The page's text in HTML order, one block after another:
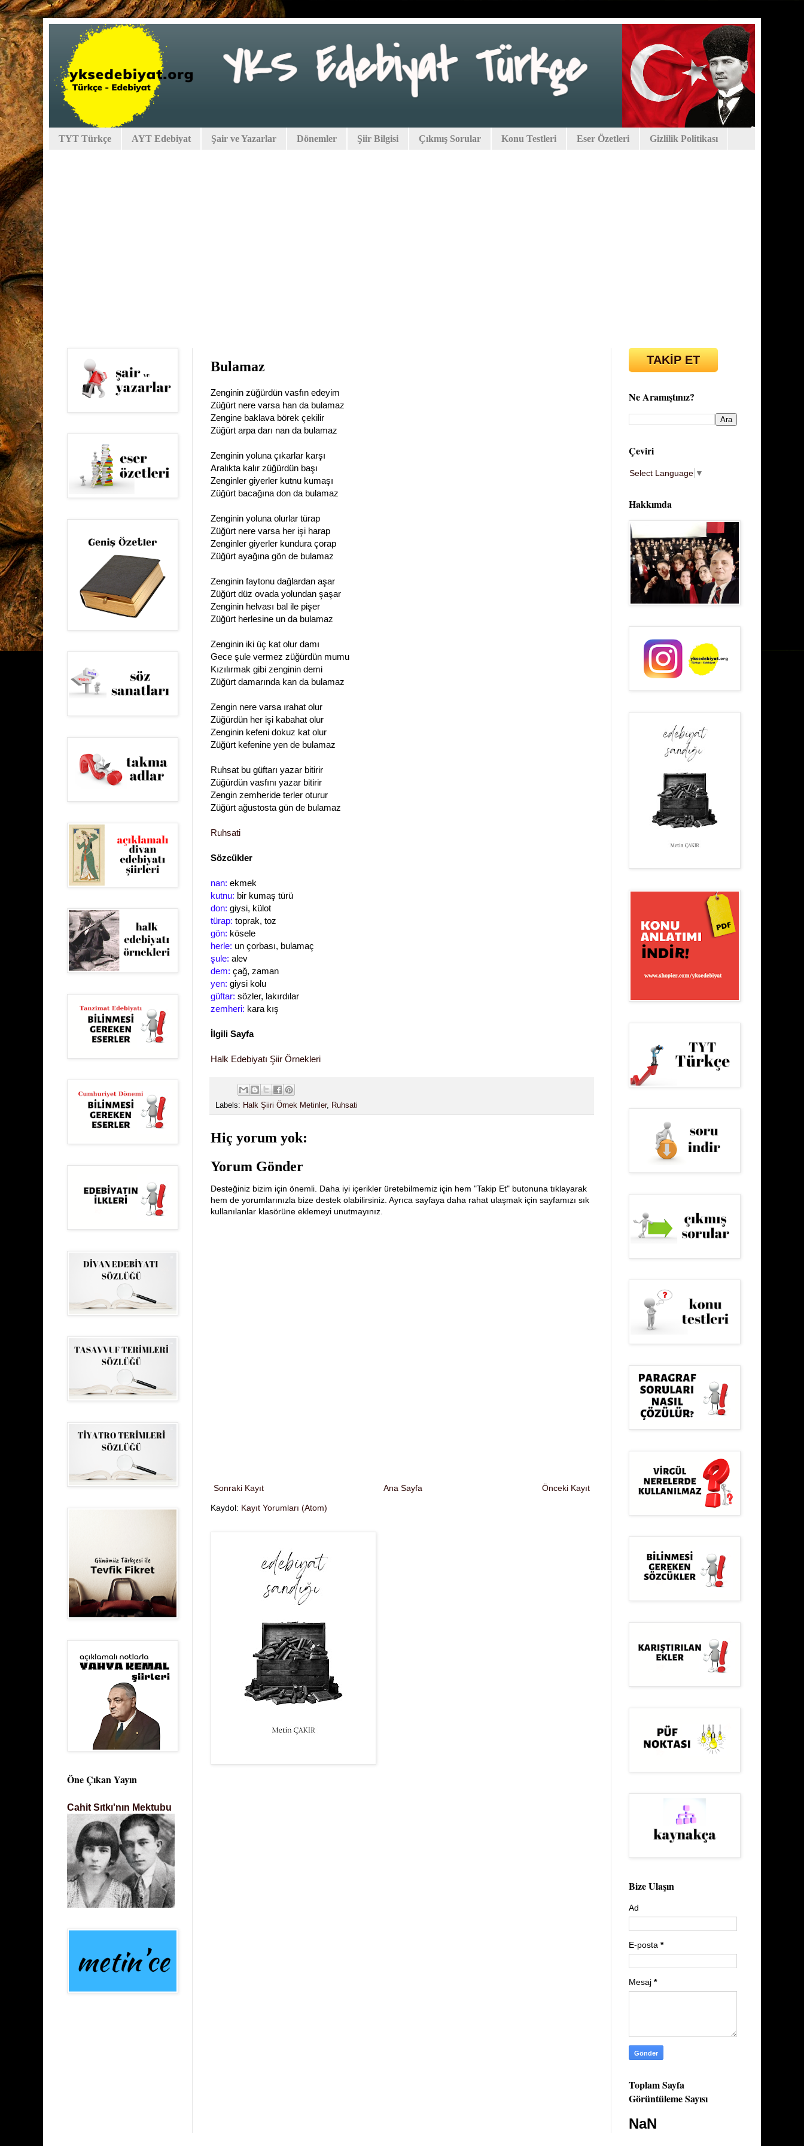
TYT Türkçe AYT Edebiyat Şair ve Yazarlar Dönemler Şiir Bilgisi Çıkmış Sorular Konu Testleri Eser Özetleri Gizlilik Politikası
Bulamaz
Zenginin züğürdün vasfın edeyim
Züğürt nere varsa han da bulamaz
Zengine baklava börek çekilir
Züğürt arpa darı nan da bulamaz
Zenginin yoluna çıkarlar karşı
Aralıkta kalır züğürdün başı
Zenginler giyerler kutnu kumaşı
Züğürt bacağına don da bulamaz
Zenginin yoluna olurlar türap
Züğürt nere varsa her işi harap
Zenginler giyerler kundura çorap
Züğürt ayağına gön de bulamaz
Zenginin faytonu dağlardan aşar
Züğürt düz ovada yolundan şaşar
Zenginin helvası bal ile pişer
Züğürt herlesine un da bulamaz
Zenginin iki üç kat olur damı
Gece şule vermez züğürdün mumu
Kızılırmak gibi zenginin demi
Züğürt damarında kan da bulamaz
Zengin nere varsa ırahat olur
Züğürdün her işi kabahat olur
Zenginin kefeni dokuz kat olur
Züğürt kefenine yen de bulamaz
Ruhsat bu güftarı yazar bitirir
Züğürdün vasfını yazar bitirir
Zengin zemheride terler oturur
Züğürt ağustosta gün de bulamaz
Ruhsati
Sözcükler
nan: ekmek
kutnu: bir kumaş türü
don: giysi, külot
türap: toprak, toz
gön: kösele
herle: un çorbası, bulamaç
şule: alev
dem: çağ, zaman
yen: giysi kolu
güftar: sözler, lakırdılar
zemheri: kara kış
İlgili Sayfa
Halk Edebiyatı Şiir Örnekleri
Labels: Halk Şiiri Örnek Metinler, Ruhsati
Hiç yorum yok:
Yorum Gönder
Desteğiniz bizim için önemli. Daha iyi içerikler üretebilmemiz için hem "Takip Et" butonuna tıklayarak
hem de yorumlarınızla bize destek olabilirsiniz. Ayrıca sayfaya daha rahat ulaşmak için sayfamızı sık
kullanılanlar klasörüne eklemeyi unutmayınız.
Sonraki Kayıt Önceki Kayıt
Ana Sayfa
Kaydol: Kayıt Yorumları (Atom)
Öne Çıkan Yayın
Cahit Sıtkı'nın Mektubu
TAKİP ET
Ne Aramıştınız?
Çeviri
Select Language ▼
Hakkımda
Bize Ulaşın
Ad
E-posta *
Mesaj *
Toplam Sayfa
Görüntüleme Sayısı
NaN